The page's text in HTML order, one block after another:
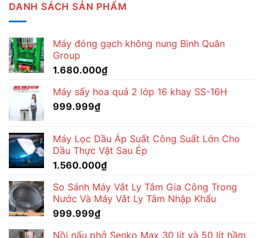
DANH SÁCH SẢN PHẨM
Máy đóng gạch không nung Bình Quân
Group
1.680.000₫
Máy sấy hoa quả 2 lớp 16 khay SS-16H
999.999₫
Máy Lọc Dầu Áp Suất Công Suất Lớn Cho
Dầu Thực Vật Sau Ép
1.560.000₫
So Sánh Máy Vắt Ly Tâm Gia Công Trong
Nước Và Máy Vắt Ly Tâm Nhập Khẩu
999.999₫
Nồi nấu phở Senko Max 30 lít và 50 lít hầm